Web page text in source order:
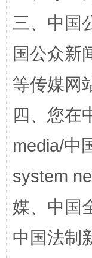
国家大学
三、中国
国公众新
等传媒网
四、您在
media/中
system
媒、中国
中国法制